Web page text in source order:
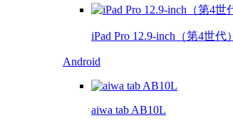
iPad Pro 12.9-inch（第4世代）
Android
aiwa tab AB10L